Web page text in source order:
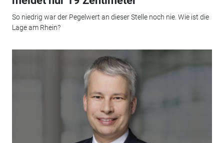
So niedrig war der Pegelwert an dieser Stelle noch nie. Wie ist die
Lage am Rhein?